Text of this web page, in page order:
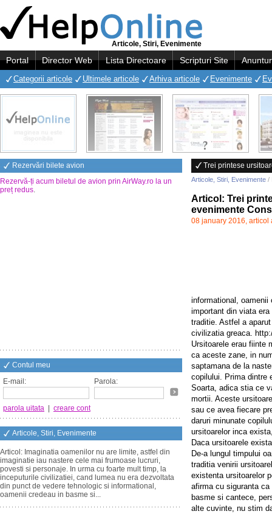
Articole, Stiri, Evenimente
Portal Director Web Lista Directoare Scripturi Site
Categorii articole Ultimele articole Arhiva articole Evenimente
Rezervări bilete avion
Rezervă-ți acum biletul de avion prin AirWay.ro la un
preț redus.
Contul meu
E-mail:
Parola:
parola uitata creare cont
Articole, Stiri, Evenimente
Articol: Imaginatia oamenilor nu are limite, astfel din
imaginatie iau nastere cele mai frumoase lucruri,
povesti si personaje. In urma cu foarte mult timp, la
inceputurile civilizatiei, cand lumea nu era dezvoltata
din punct de vedere tehnologic si informational,
oamenii credeau in basme si...
Trei printese
Articole, Stiri, Evenimente /
Articol: Trei
evenimente
08 january 2016, articol
informational,
important din viata
traditie. Astfel a
civilizatia greaca.
Ursitoarele erau fiinte
ca aceste zane, in
saptamana de la
copilului. Prima dintre
Soarta, adica stia ce
mortii. Aceste
sau ce avea fiecare
daruri minunate
ursitoarelor inca
Daca ursitoarele
De-a lungul timpului
traditia venirii
existenta ursitoarelor
afirma cu siguranta
basme si cantece,
alte cuvinte, nu stim